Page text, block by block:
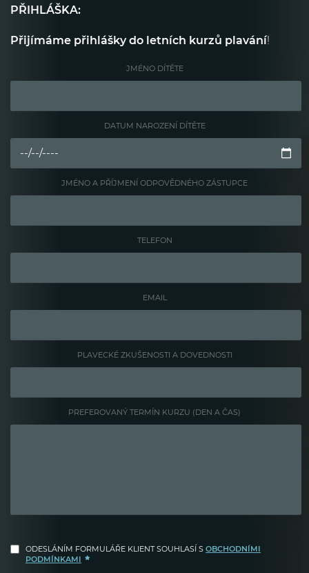
PŘIHLÁŠKA:
Přijímáme přihlášky do letních kurzů plavání!
JMÉNO DÍTĚTE
DATUM NAROZENÍ DÍTĚTE
JMÉNO A PŘÍJMENÍ ODPOVĚDNÉHO ZÁSTUPCE
TELEFON
EMAIL
PLAVECKÉ ZKUŠENOSTI A DOVEDNOSTI
PREFEROVANÝ TERMÍN KURZU (DEN A ČAS)
ODESLÁNÍM FORMULÁŘE KLIENT SOUHLASÍ S OBCHODNÍMI
PODMÍNKAMI